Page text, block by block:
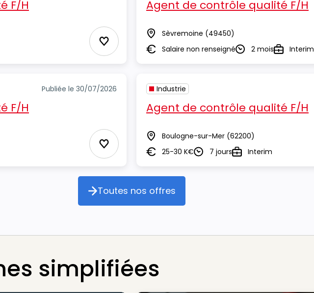
F/H
Ajouter aux Favoris
Agent de contrôle qualité F/H
Lieu Sèvremoine (49450)
SalaireSalaire non renseignéDurée2 moisTypeInterim
Publiée le 30/07/2026
F/H
Ajouter aux Favoris
Industrie
Agent de contrôle qualité F/H
Lieu Boulogne-sur-Mer (62200)
Salaire25-30 K€Durée7 joursTypeInterim
Toutes nos offres
Toutes nos offres
simplifiées